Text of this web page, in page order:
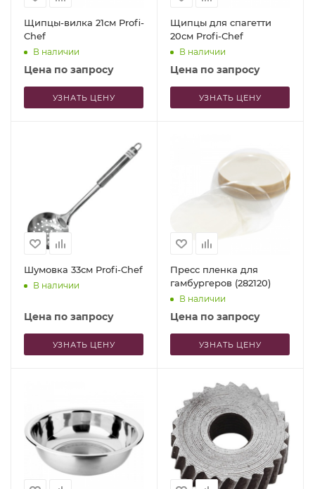
Щипцы-вилка 21см Profi-
Chef
В наличии
Цена по запросу
УЗНАТЬ ЦЕНУ
Щипцы для спагетти
20см Profi-Chef
В наличии
Цена по запросу
УЗНАТЬ ЦЕНУ
Шумовка 33см Profi-Chef
В наличии
Цена по запросу
УЗНАТЬ ЦЕНУ
Пресс пленка для
гамбургеров (282120)
В наличии
Цена по запросу
УЗНАТЬ ЦЕНУ